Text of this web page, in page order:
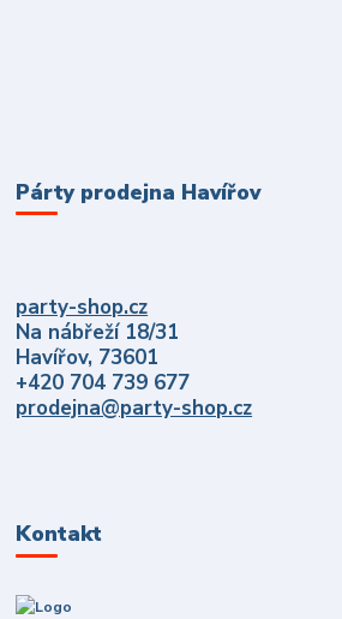
Párty prodejna Havířov
party-shop.cz
Na nábřeží 18/31
Havířov, 73601
+420 704 739 677
prodejna@party-shop.cz
Kontakt